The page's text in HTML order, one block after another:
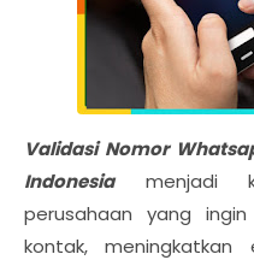
Validasi Nomor
Indonesiamenjadi
perusahaan yang
kontak, meningkatkan